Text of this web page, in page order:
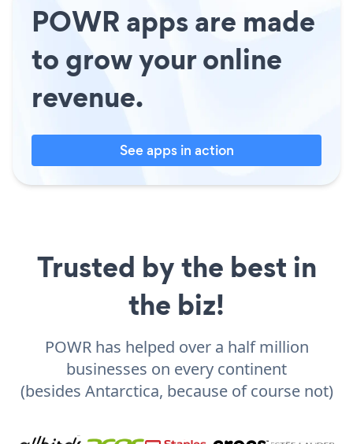
POWR apps are made
to grow your online
revenue.
See apps in action
Trusted by the best in
the biz!
POWR has helped over a half million
businesses on every continent
(besides Antarctica, because of course not)